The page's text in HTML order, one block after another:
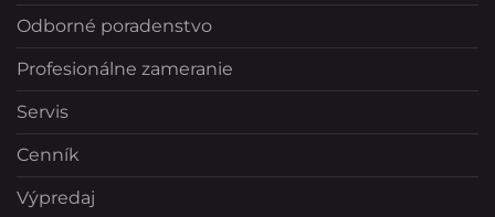
Odborné poradenstvo
Profesionálne zameranie
Servis
Cenník
Výpredaj